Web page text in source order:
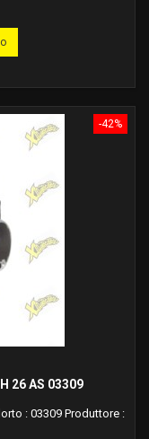
-42%
26 AS 03309
: 03309 Produttore :